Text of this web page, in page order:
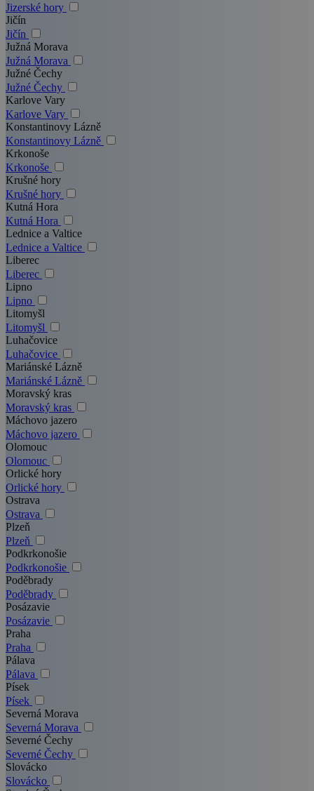
Jizerské hory
Jičín
Jičín
Južná Morava
Južná Morava
Južné Čechy
Južné Čechy
Karlove Vary
Karlove Vary
Konstantinovy Lázně
Konstantinovy Lázně
Krkonoše
Krkonoše
Krušné hory
Krušné hory
Kutná Hora
Kutná Hora
Lednice a Valtice
Lednice a Valtice
Liberec
Liberec
Lipno
Lipno
Litomyšl
Litomyšl
Luhačovice
Luhačovice
Mariánské Lázně
Mariánské Lázně
Moravský kras
Moravský kras
Máchovo jazero
Máchovo jazero
Olomouc
Olomouc
Orlické hory
Orlické hory
Ostrava
Ostrava
Plzeň
Plzeň
Podkrkonošie
Podkrkonošie
Poděbrady
Poděbrady
Posázavie
Posázavie
Praha
Praha
Pálava
Pálava
Písek
Písek
Severná Morava
Severná Morava
Severné Čechy
Severné Čechy
Slovácko
Slovácko